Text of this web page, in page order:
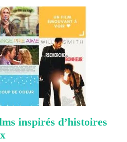
inspirés d’histoires